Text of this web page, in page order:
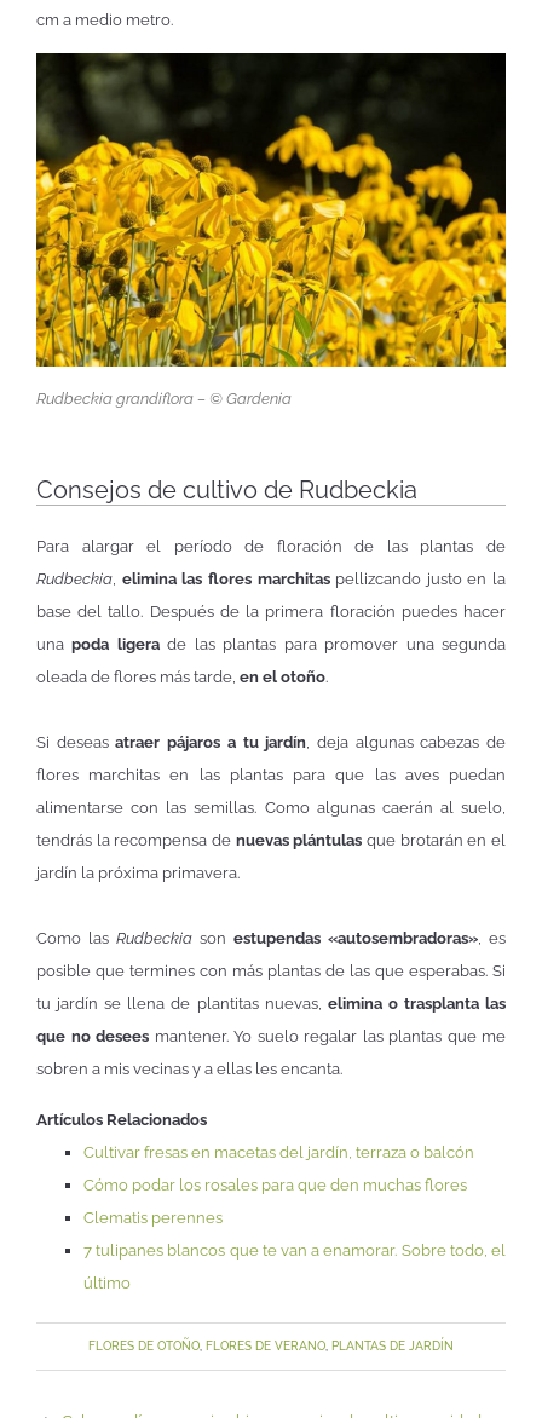
cm a medio metro.
Rudbeckia grandiflora – © Gardenia
Consejos de cultivo de Rudbeckia
Para alargar el período de floración de las plantas de
Rudbeckia, elimina las flores marchitaspellizcando justo en la
base del tallo. Después de la primera floración puedes hacer
unapoda ligerade las plantas para promover una segunda
oleada de flores más tarde, en el otoño.
Si deseasatraer pájaros a tu jardín, deja algunas cabezas de
flores marchitas en las plantas para que las aves puedan
alimentarse con las semillas. Como algunas caerán al suelo,
tendrás la recompensa de nuevas plántulas que brotarán en el
jardín la próxima primavera.
Como las Rudbeckia son estupendas «autosembradoras», es
posible que termines con más plantas de las que esperabas. Si
tu jardín se llena de plantitas nuevas, elimina o trasplanta las
que no desees mantener. Yo suelo regalar las plantas que me
sobren a mis vecinas y a ellas les encanta.
Artículos Relacionados
Cultivar fresas en macetas del jardín, terraza o balcón
Cómo podar los rosales para que den muchas flores
Clematis perennes
7 tulipanes blancos que te van a enamorar. Sobre todo, el
último
FLORES DE OTOÑO FLORES DE VERANO PLANTAS DE JARDÍN